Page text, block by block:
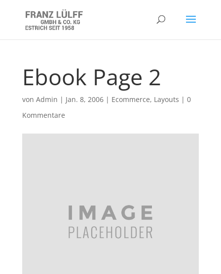
Ebook Page 2
von Admin | Jan. 8, 2006| Ecommerce, Layouts | 0
Kommentare